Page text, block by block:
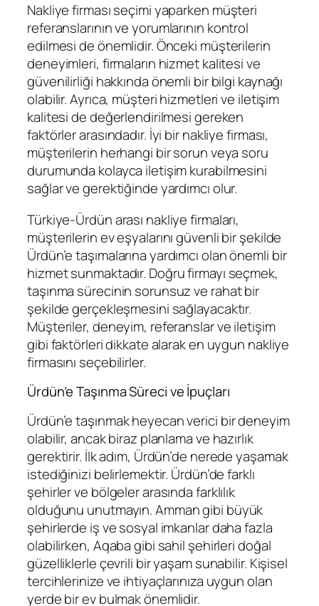
Nakliye firması seçimi yaparken müşteri
referanslarının ve yorumlarının kontrol
edilmesi de önemlidir. Önceki müşterilerin
deneyimleri, firmaların hizmet kalitesi ve
güvenilirliği hakkında önemli bir bilgi kaynağı
olabilir. Ayrıca, müşteri hizmetleri ve iletişim
kalitesi de değerlendirilmesi gereken
faktörler arasındadır. İyi bir nakliye firması,
müşterilerin herhangi bir sorun veya soru
durumunda kolayca iletişim kurabilmesini
sağlar ve gerektiğinde yardımcı olur.
Türkiye-Ürdün arası nakliye firmaları,
müşterilerin ev eşyalarını güvenli bir şekilde
Ürdün’e taşımalarına yardımcı olan önemli bir
hizmet sunmaktadır. Doğru firmayı seçmek,
taşınma sürecinin sorunsuz ve rahat bir
şekilde gerçekleşmesini sağlayacaktır.
Müşteriler, deneyim, referanslar ve iletişim
gibi faktörleri dikkate alarak en uygun nakliye
firmasını seçebilirler.
Ürdün’e Taşınma Süreci ve İpuçları
Ürdün’e taşınmak heyecan verici bir deneyim
olabilir, ancak biraz planlama ve hazırlık
gerektirir. İlk adım, Ürdün’de nerede yaşamak
istediğinizi belirlemektir. Ürdün’de farklı
şehirler ve bölgeler arasında farklılık
olduğunu unutmayın. Amman gibi büyük
şehirlerde iş ve sosyal imkanlar daha fazla
olabilirken, Aqaba gibi sahil şehirleri doğal
güzelliklerle çevrili bir yaşam sunabilir. Kişisel
tercihlerinize ve ihtiyaçlarınıza uygun olan
yerde bir ev bulmak önemlidir.